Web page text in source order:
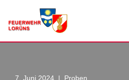
Zum
7. Juni 2024 Proben